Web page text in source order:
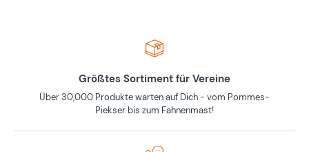
Größtes Sortiment für Vereine
Über 30,000 Produkte warten auf Dich - vom Pommes-
Piekser bis zum Fahnenmast!